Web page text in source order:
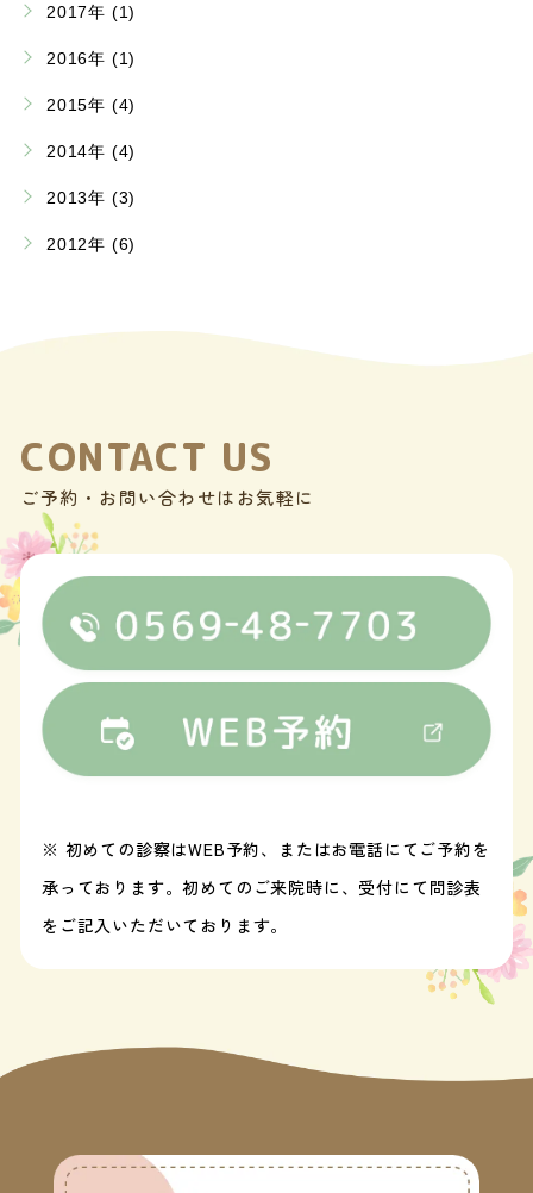
2017年 (1)
2016年 (1)
2015年 (4)
2014年 (4)
2013年 (3)
2012年 (6)
CONTACT US
ご予約・お問い合わせはお気軽に
※ 初めての診察はWEB予約、またはお電話にてご予約を
承っております。初めてのご来院時に、受付にて問診表
をご記入いただいております。